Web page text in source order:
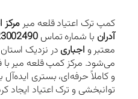
کمپ ترک اعتیاد قلعه میرمرکز
آدران با شماره تماس
معتبر و اجباریدر نزدیک
می‌شود. مرکز کمپ قلعه میر با
و کاملاً حرفه‌ای، بستری ایده‌آل
توانبخشی و ترک اعتیاد ایجاد